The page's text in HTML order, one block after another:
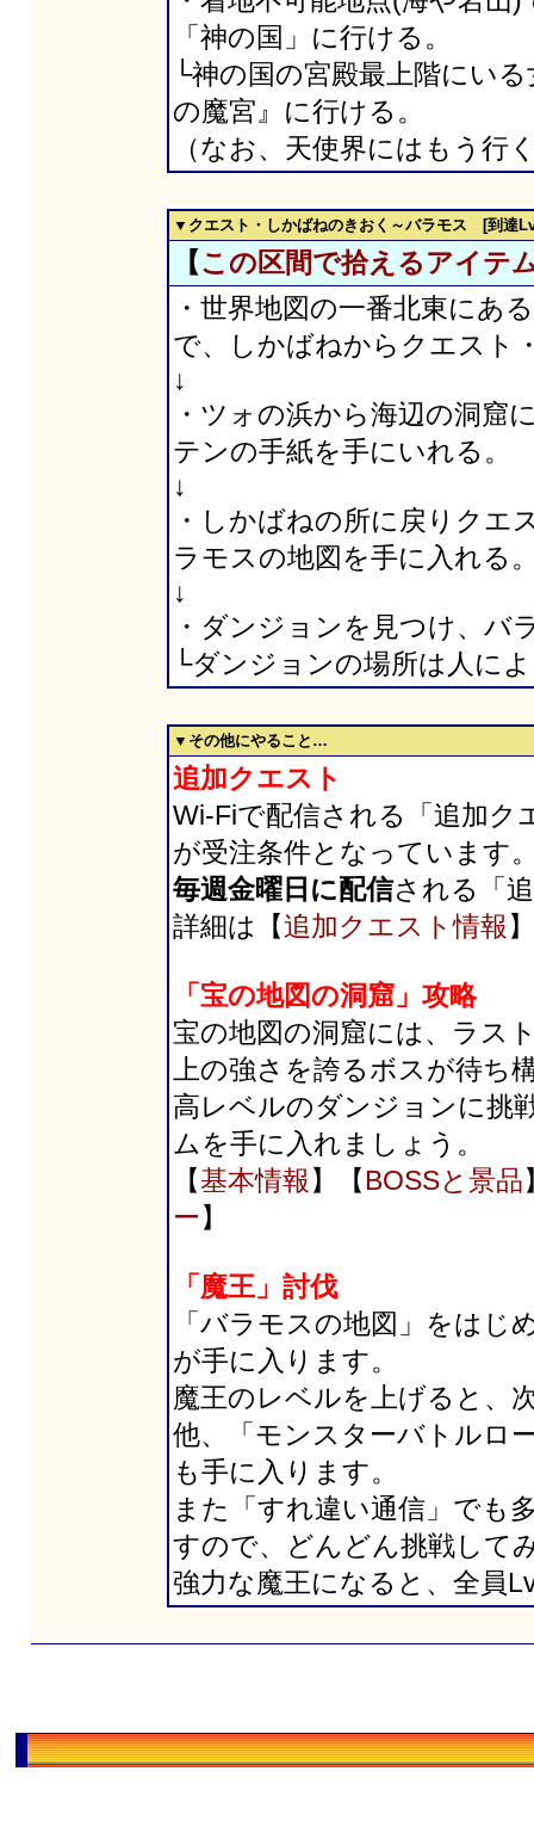
「神の国」に行ける。
└神の国の宮殿最上階にい
の魔宮』に行ける。
（なお、天使界にはもう行
▼クエスト・しかばねのきおく～バラモス [到
【この区間で拾えるアイテ
・世界地図の一番北東にあ
で、しかばねからクエスト
↓
・ツォの浜から海辺の洞窟
テンの手紙を手にいれる。
↓
・しかばねの所に戻りクエ
ラモスの地図を手に入れる
↓
・ダンジョンを見つけ、バ
└ダンジョンの場所は人に
▼その他にやること…
追加クエスト
Wi-Fiで配信される「追加
が受注条件となっています
毎週金曜日に配信される「
詳細は【追加クエスト情報
「宝の地図の洞窟」攻略
宝の地図の洞窟には、ラス
上の強さを誇るボスが待ち
高レベルのダンジョンに挑
ムを手に入れましょう。
【基本情報】【BOSSと景品
ー】
「魔王」討伐
「バラモスの地図」をはじ
が手に入ります。
魔王のレベルを上げると、
他、「モンスターバトルロ
も手に入ります。
また「すれ違い通信」でも
すので、どんどん挑戦して
強力な魔王になると、全員